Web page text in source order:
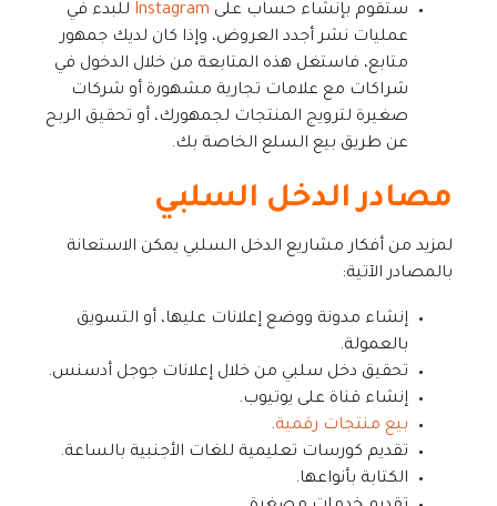
ستقوم بإنشاء حساب على
للبدء في
عمليات نشر أجدد العروض، وإذا كان لديك جمهور
متابع، فاستغل هذه المتابعة من خلال الدخول في
شراكات مع علامات تجارية مشهورة أو شركات
صغيرة لترويج المنتجات لجمهورك، أو تحقيق الربح
عن طريق بيع السلع الخاصة بك.
مصادر الدخل السلبي
لمزيد من أفكار مشاريع الدخل السلبي يمكن الاستعانة
بالمصادر الآتية:
إنشاء مدونة ووضع إعلانات عليها، أو التسويق
بالعمولة.
تحقيق دخل سلبي من خلال إعلانات جوجل أدسنس.
إنشاء قناة على يوتيوب.
بيع منتجات رقمية.
تقديم كورسات تعليمية للغات الأجنبية بالساعة.
الكتابة بأنواعها.